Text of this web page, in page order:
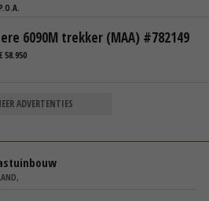
6090M trekker (MAA) #782149
58.950
ADVERTENTIES